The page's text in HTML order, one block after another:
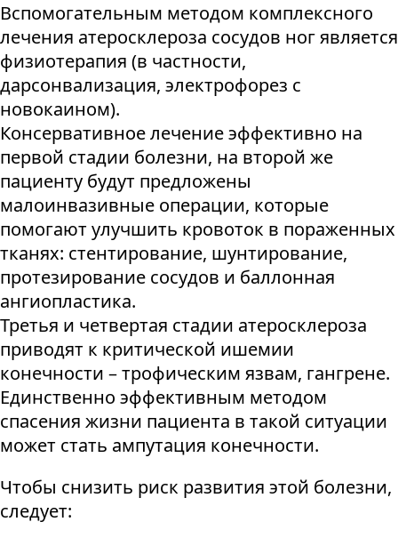
Вспомогательным методом комплексного
лечения атеросклероза сосудов ног является
физиотерапия (в частности,
дарсонвализация, электрофорез с
новокаином).
Консервативное лечение эффективно на
первой стадии болезни, на второй же
пациенту будут предложены
малоинвазивные операции, которые
помогают улучшить кровоток в пораженных
тканях: стентирование, шунтирование,
протезирование сосудов и баллонная
ангиопластика.
Третья и четвертая стадии атеросклероза
приводят к критической ишемии
конечности – трофическим язвам, гангрене.
Единственно эффективным методом
спасения жизни пациента в такой ситуации
может стать ампутация конечности.
Чтобы снизить риск развития этой болезни,
следует: